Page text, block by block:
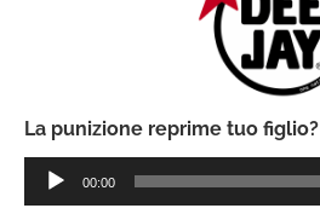
La punizione reprime tuo figlio?
Audio
Player
00:00